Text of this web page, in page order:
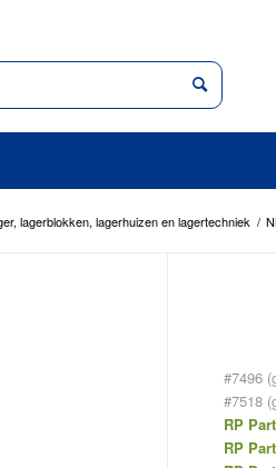
lagerblokken, lagerhuizen en lagertechniek /
#7496
#7518
RP
RP